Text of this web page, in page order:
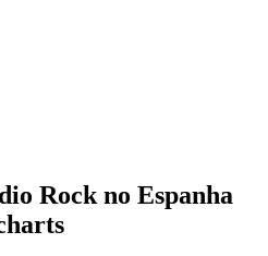
Rock no Espanha